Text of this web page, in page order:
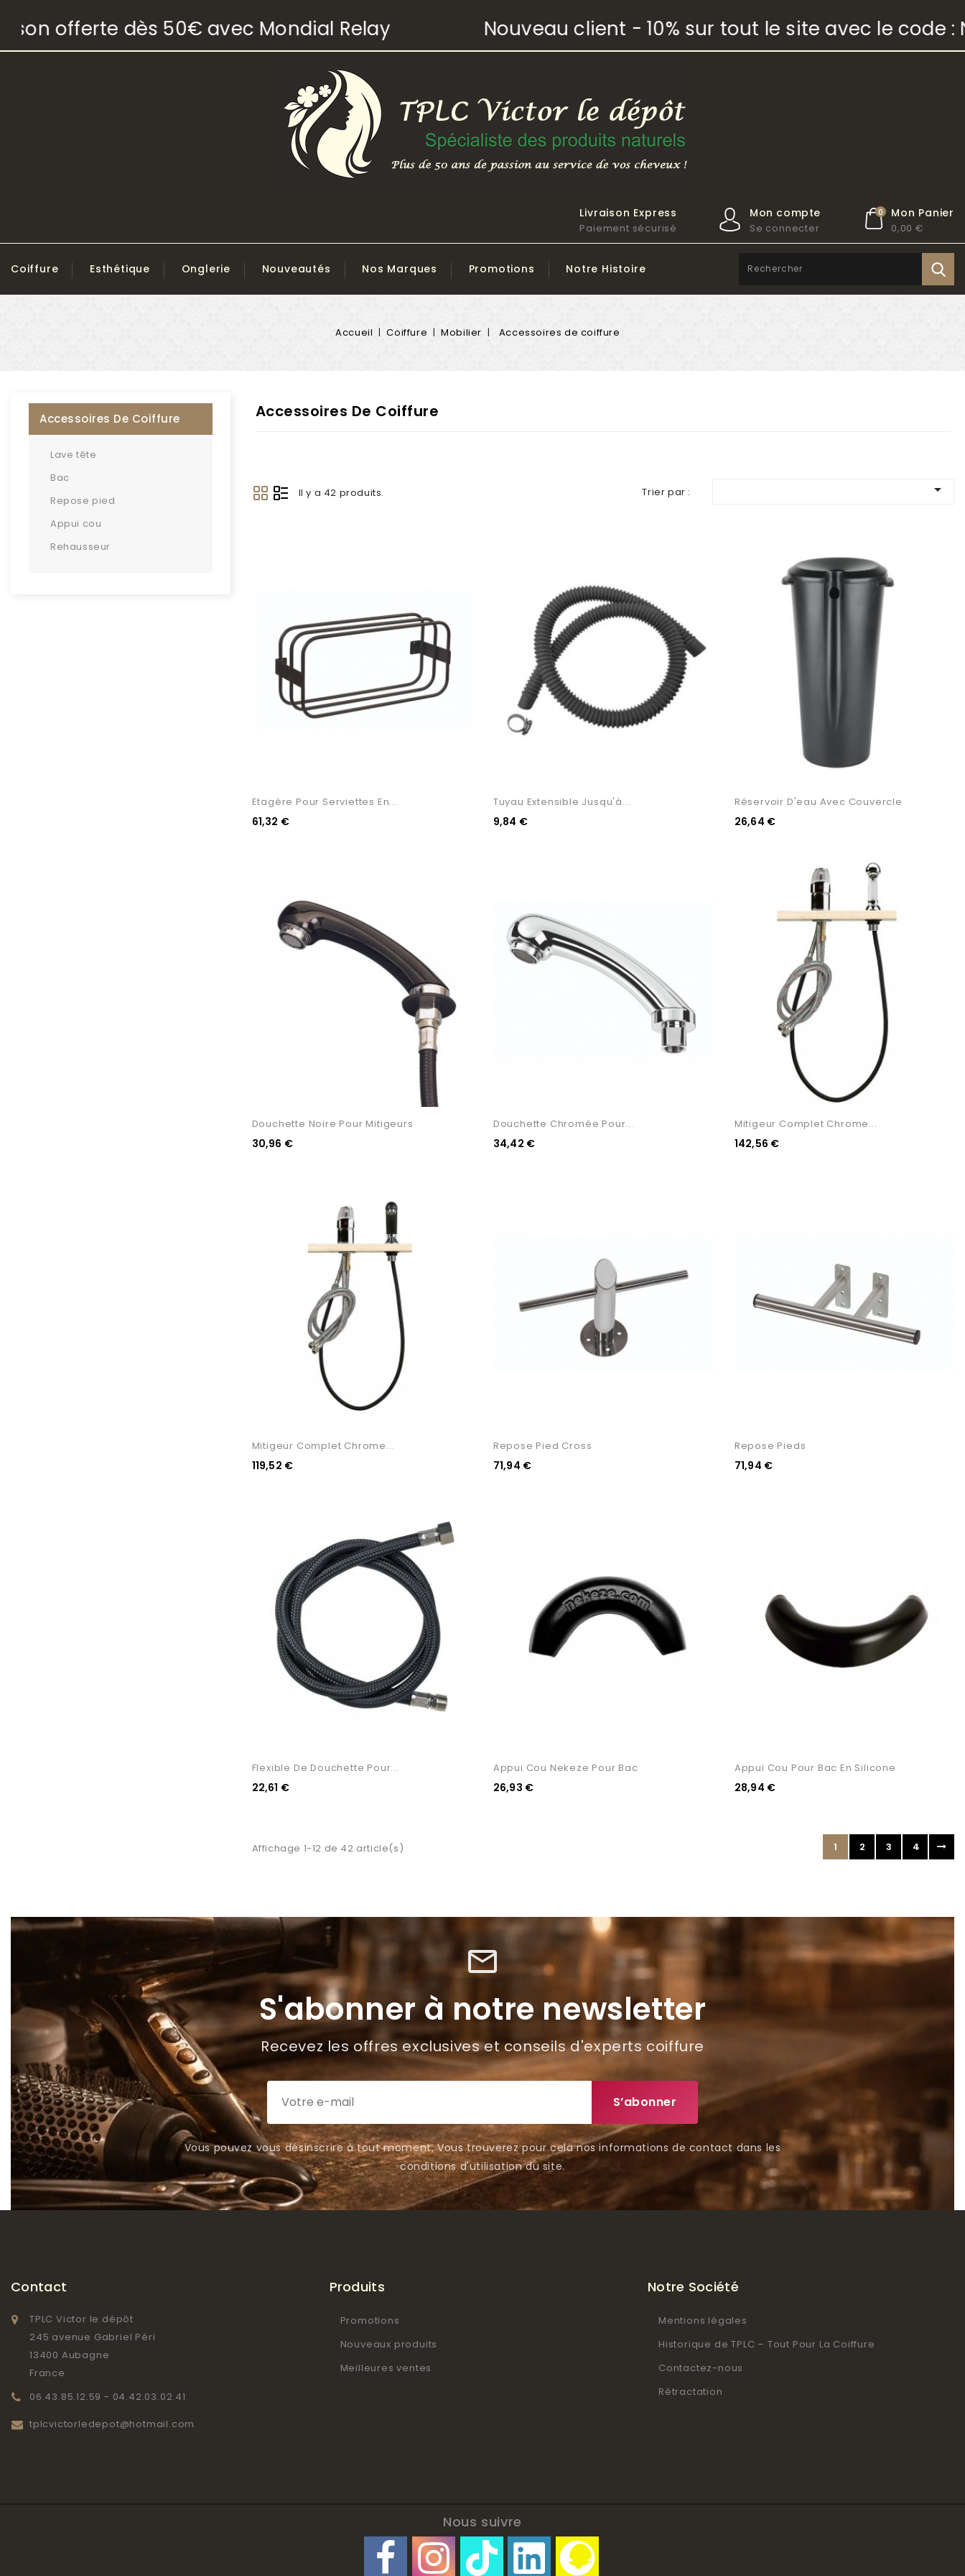
offerte dès 50€ avec Mondial Relay Nouveau client - 10% sur tout le site avec le code :
Mon Panier
0,00 €
0
Mon compte
Se connecter
Livraison Express
Paiement sécurisé
Coiffure Esthétique Onglerie Nouveautés Nos Marques Promotions Notre Histoire
Accueil Coiffure Mobilier Accessoires de coiffure
Accessoires De Coiffure
Lave tête
Bac
Repose pied
Appui cou
Rehausseur
Accessoires De Coiffure
Il y a 42 produits. Trier par : 
Etagère Pour Serviettes En...
61,32 €
Tuyau Extensible Jusqu'à...
9,84 €
Réservoir D'eau Avec Couvercle
26,64 €
Douchette Noire Pour Mitigeurs
30,96 €
Douchette Chromée Pour...
34,42 €
Mitigeur Complet Chrome...
142,56 €
Mitigeur Complet Chrome...
119,52 €
Repose Pied Cross
71,94 €
Repose Pieds
71,94 €
Flexible De Douchette Pour...
22,61 €
Appui Cou Nekeze Pour Bac
26,93 €
Appui Cou Pour Bac En Silicone
28,94 €
Affichage 1-12 de 42 article(s) 1 2 3 4
mail_outline
S'abonner à notre newsletter
Recevez les offres exclusives et conseils d'experts coiffure
Vous pouvez vous désinscrire à tout moment. Vous trouverez pour cela nos informations de contact dans les
conditions d'utilisation du site.
Contact
TPLC Victor le dépôt
245 avenue Gabriel Péri
13400 Aubagne
France
06.43.85.12.59 - 04.42.03.02.41
tplcvictorledepot@hotmail.com
Produits
Promotions
Nouveaux produits
Meilleures ventes
Notre Société
Mentions légales
Historique de TPLC – Tout Pour La Coiffure
Contactez-nous
Rétractation
Nous suivre